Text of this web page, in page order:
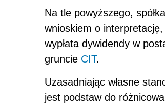
Na tle powyższego,
wnioskiem o
wypłata dywidendy w
gruncie CIT.
Uzasadniając własne
jest podstaw do